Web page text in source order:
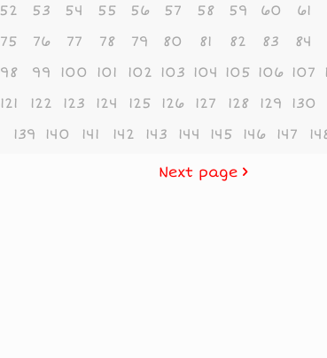
52 53 54 55 56 57 58 59 60 61
75 76 77 78 79 80 81 82 83 84
98 99 100 101 102 103 104 105 106 107
121 122 123 124 125 126 127 128 129 130
139
140 141 142 143 144 145 146 147
Next page